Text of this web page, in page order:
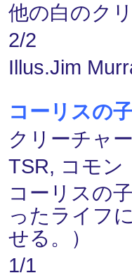
他の白のク
2/2
Illus.Jim
コーリスの
クリーチャ
TSR, コモン
コーリスの
ったライフ
せる。）
1/1